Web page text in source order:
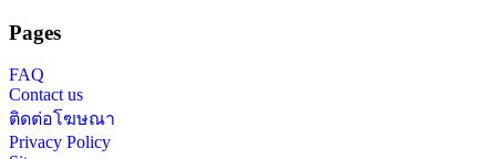
Pages
FAQ
Contact us
ติดต่อโฆษณา
Privacy Policy